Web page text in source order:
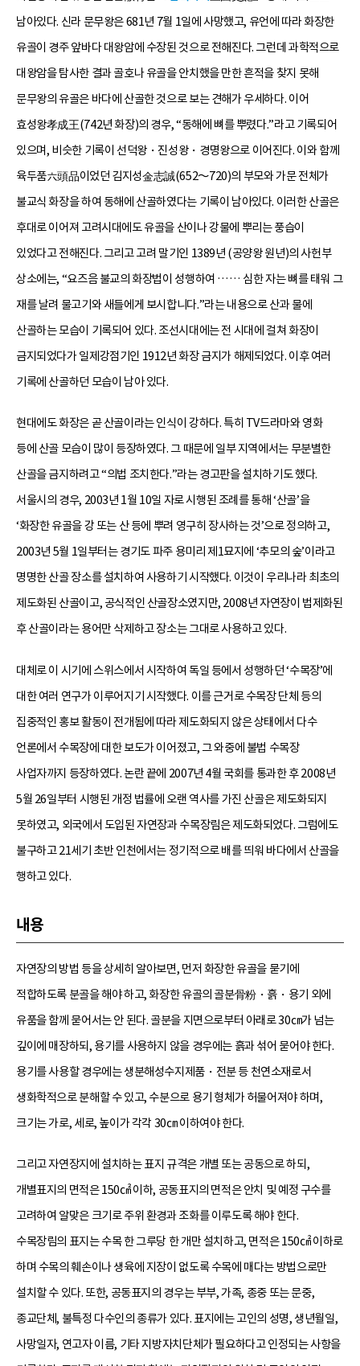
남아있다. 신라 문무왕은 681년 7월 1일에 사망했고, 유언에 따라 화장한
유골이 경주 앞바다 대왕암에 수장된 것으로 전해진다. 그런데 과학적으로
대왕암을 탐사한 결과 골호나 유골을 안치했을 만한 흔적을 찾지 못해
문무왕의 유골은 바다에 산골한 것으로 보는 견해가 우세하다. 이어
효성왕孝成王(742년 화장)의 경우, “동해에 뼈를 뿌렸다.”라고 기록되어
있으며, 비슷한 기록이 선덕왕・진성왕・경명왕으로 이어진다. 이와 함께
육두품六頭品이었던 김지성金志誠(652～720)의 부모와 가문 전체가
불교식 화장을 하여 동해에 산골하였다는 기록이 남아있다. 이러한 산골은
후대로 이어져 고려시대에도 유골을 산이나 강물에 뿌리는 풍습이
있었다고 전해진다. 그리고 고려 말기인 1389년 (공양왕 원년)의 사헌부
상소에는, “요즈음 불교의 화장법이 성행하여 …… 심한 자는 뼈를 태워 그
재를 날려 물고기와 새들에게 보시합니다.”라는 내용으로 산과 물에
산골하는 모습이 기록되어 있다. 조선시대에는 전 시대에 걸쳐 화장이
금지되었다가 일제강점기인 1912년 화장 금지가 해제되었다. 이후 여러
기록에 산골하던 모습이 남아 있다.
현대에도 화장은 곧 산골이라는 인식이 강하다. 특히 TV드라마와 영화
등에 산골 모습이 많이 등장하였다. 그 때문에 일부 지역에서는 무분별한
산골을 금지하려고 “의법 조치한다.”라는 경고판을 설치하기도 했다.
서울시의 경우, 2003년 1월 10일 자로 시행된 조례를 통해 ‘산골’을
‘화장한 유골을 강 또는 산 등에 뿌려 영구히 장사하는 것’으로 정의하고,
2003년 5월 1일부터는 경기도 파주 용미리 제1묘지에 ‘추모의 숲’이라고
명명한 산골 장소를 설치하여 사용하기 시작했다. 이것이 우리나라 최초의
제도화된 산골이고, 공식적인 산골장소였지만, 2008년 자연장이 법제화된
후 산골이라는 용어만 삭제하고 장소는 그대로 사용하고 있다.
대체로 이 시기에 스위스에서 시작하여 독일 등에서 성행하던 ‘수목장’에
대한 여러 연구가 이루어지기 시작했다. 이를 근거로 수목장 단체 등의
집중적인 홍보 활동이 전개됨에 따라 제도화되지 않은 상태에서 다수
언론에서 수목장에 대한 보도가 이어졌고, 그 와중에 불법 수목장
사업자까지 등장하였다. 논란 끝에 2007년 4월 국회를 통과한 후 2008년
5월 26일부터 시행된 개정 법률에 오랜 역사를 가진 산골은 제도화되지
못하였고, 외국에서 도입된 자연장과 수목장림은 제도화되었다. 그럼에도
불구하고 21세기 초반 인천에서는 정기적으로 배를 띄워 바다에서 산골을
행하고 있다.
내용
자연장의 방법 등을 상세히 알아보면, 먼저 화장한 유골을 묻기에
적합하도록 분골을 해야 하고, 화장한 유골의 골분骨粉・흙・용기 외에
유품을 함께 묻어서는 안 된다. 골분을 지면으로부터 아래로 30㎝가 넘는
깊이에 매장하되, 용기를 사용하지 않을 경우에는 흙과 섞어 묻어야 한다.
용기를 사용할 경우에는 생분해성수지제품・전분 등 천연소재로서
생화학적으로 분해할 수 있고, 수분으로 용기 형체가 허물어져야 하며,
크기는 가로, 세로, 높이가 각각 30㎝ 이하여야 한다.
그리고 자연장지에 설치하는 표지 규격은 개별 또는 공동으로 하되,
개별표지의 면적은 150㎠ 이하, 공동표지의 면적은 안치 및 예정 구수를
고려하여 알맞은 크기로 주위 환경과 조화를 이루도록 해야 한다.
수목장림의 표지는 수목 한 그루당 한 개만 설치하고, 면적은 150㎠ 이하로
하며 수목의 훼손이나 생육에 지장이 없도록 수목에 매다는 방법으로만
설치할 수 있다. 또한, 공동표지의 경우는 부부, 가족, 종중 또는 문중,
종교단체, 불특정 다수인의 종류가 있다. 표지에는 고인의 성명, 생년월일,
사망일자, 연고자 이름, 기타 지방자치단체가 필요하다고 인정되는 사항을